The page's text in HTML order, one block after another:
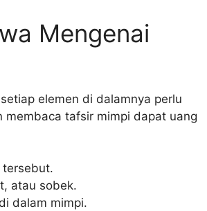
Mengenai
elemen di dalamnya perlu
membaca tafsir mimpi dapat uang
tersebut.
atau sobek.
dalam mimpi.